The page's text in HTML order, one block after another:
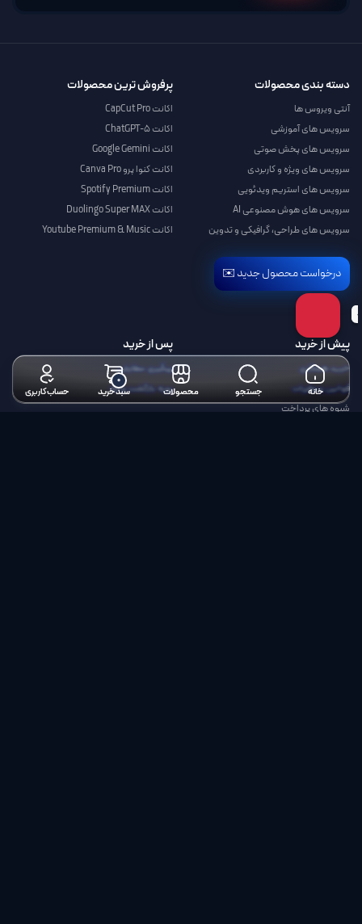
دسته بندی محصولات
آنتی ویروس ها
سرویس های آموزشی
سرویس های پخش صوتی
سرویس های ویژه و کاربردی
سرویس های استریم ویدئویی
سرویس های هوش مصنوعی AI
سرویس های طراحی، گرافیکی و تدوین
درخواست محصول جدید ✉️
پرفروش ترین محصولات
اکانت CapCut Pro
اکانت ChatGPT-5
اکانت Google Gemini
اکانت کنوا پرو Canva Pro
اکانت Spotify Premium
اکانت Duolingo Super MAX
اکانت Youtube Premium & Music
پیش از خرید
خرید همکاری
قوانین و مقررات
شیوه های پرداخت
پس از خرید
پیگیری سفارش
رویه بازگشت وجه
خانه جستجو محصولات سبد خرید
۰
حساب کاربری